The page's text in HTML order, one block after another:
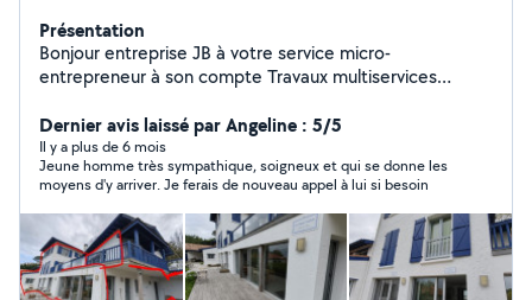
Présentation
Bonjour entreprise JB à votre service micro-
entrepreneur à son compte Travaux multiservices
démoussage de toiture traitement de toiture
traitement de façade pose de gouttière tous travaux
toiture Peinture intérieur mur et plafond extérieur
façade Muret portail porte de garage porte d'entrée
volet sous de toi et divers peintures (Tous travaux en
maçonnerie) Entretien parc et jardin élagage d'arbre
abattage d'arbre tente de pelouse taille de haie
débroussaillage enlèvement des mauvaises herbes Tous
Dernier avis laissé par Angeline : 5/5
Il y a plus de 6 mois
Jeune homme très sympathique, soigneux et qui se donne les
moyens d'y arriver. Je ferais de nouveau appel à lui si besoin